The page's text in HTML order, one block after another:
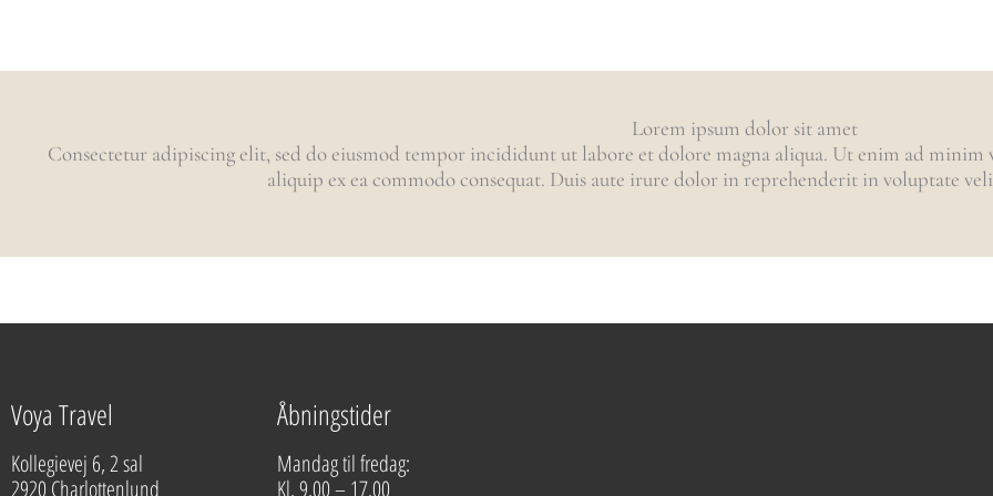
Lorem ipsum dolor sit amet
Consectetur adipiscing elit, sed do eiusmod tempor incididunt ut labore et dolore magna aliqua. Ut enim ad
aliquip ex ea commodo consequat. Duis aute irure dolor in reprehenderit in voluptate
Voya Travel
Kollegievej 6, 2 sal
2920 Charlottenlund
Åbningstider
Mandag til fredag:
Kl. 9.00 – 17.00